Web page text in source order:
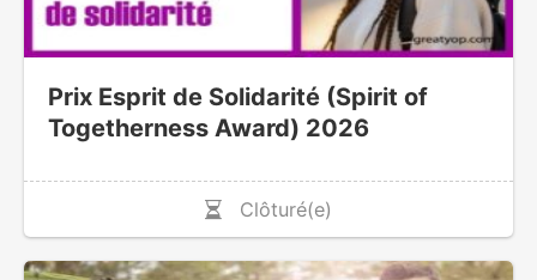
Prix Esprit de Solidarité (Spirit of
Togetherness Award) 2026
Clôturé(e)